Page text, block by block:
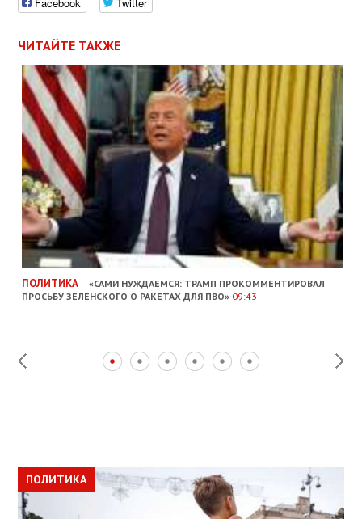
ЧИТАЙТЕ ТАКЖЕ
ПОЛИТИКА
«САМИ НУЖДАЕМСЯ: ТРАМП ПРОКОММЕНТИРОВАЛ
ПРОСЬБУ ЗЕЛЕНСКОГО О РАКЕТАХ ДЛЯ ПВО» 09:43
ПОЛИТИКА
ПОЛИТИКА
ОБЩЕСТВО
ПОЛИТИКА
ЭКОНОМИКА